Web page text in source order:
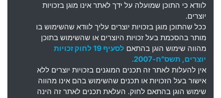
לוודא כי התוכן שמועלה על ידך לאתר אינו מוגן בזכויות
יוצרים.
ככל שהתוכן מוגן בזכויות יוצרים עליך לוודא שהשימוש בו
מותר בהסכמת בעל זכויות היוצרים או שהשימוש בתוכן
מהווה שימוש הוגן בהתאם
לסעיף 19 לחוק זכויות
יוצרים, תשס"ח-2007.
אין להעלות לאתר זה תכנים המוגנים בזכויות יוצרים ללא
אישור בעל הזכויות או תכנים שהשימוש בהם אינו מהווה
שימוש הוגן בהתאם לחוק. העלאת תכנים לאתר זה הינה